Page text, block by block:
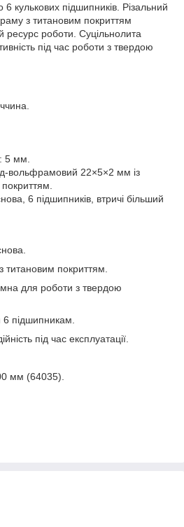
6 кулькових підшипників. Різальний
з титановим покриттям
ресурс роботи. Суцільнолита
під час роботи з твердою
5 мм.
вольфрамовий 22×5×2 мм із
6 підшипників, втричі більший
титановим покриттям.
для роботи з твердою
6 підшипникам.
під час експлуатації.
мм (64035).